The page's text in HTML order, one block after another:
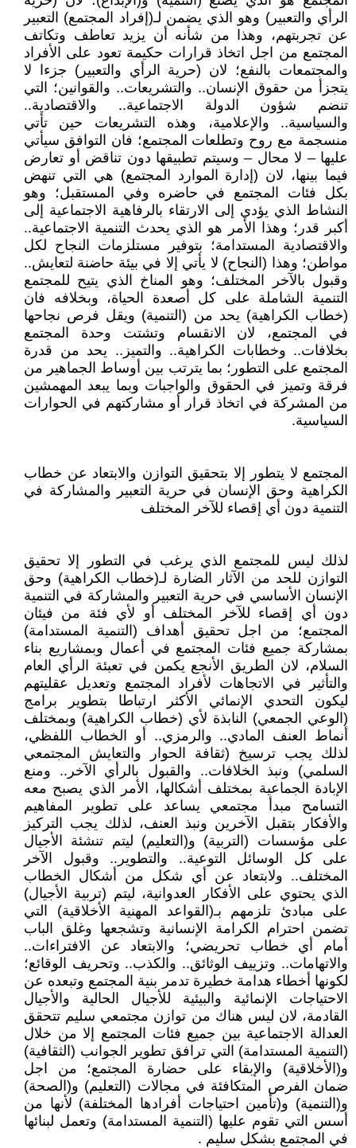
الرأي والتعبير) وهو الذي يضمن لـ(إفراد المجتمع) التعبير
عن تجربتهم، وهذا من شأنه أن يزيد تعاطف وتكاتف
المجتمع من اجل اتخاذ قرارات حكيمة تعود على الأفراد
والمجتمعات بالنفع؛ لان (حرية الرأي والتعبير) جزءا لا
يتجزأ من حقوق الإنسان.. والتشريعات.. والقوانين؛ التي
تنضم شؤون الدولة الاجتماعية.. والاقتصادية..
والسياسية.. والإعلامية، وهذه التشريعات حين تأتي
منسجمة مع روح وتطلعات المجتمع؛ فان التوافق سيأتي
عليها – لا محال – وسيتم تطبيقها دون تناقض أو تعارض
فيما بينها، لان (إدارة الموارد المجتمع) هي التي تنهض
بكل فئات المجتمع في حاضره وفي المستقبل؛ وهو
النشاط الذي يؤدي إلى الارتقاء بالرفاهية الاجتماعية إلى
أكبر قدر؛ وهذا الأمر هو الذي يحدث التنمية الاجتماعية..
والاقتصادية المستدامة؛ بتوفير مستلزمات النجاح لكل
مواطن؛ وهذا (النجاح) لا يأتي إلا في بيئة حاضنة لتعايش..
وقبول بالآخر المختلف؛ وهو المناخ الذي يتيح للمجتمع
التنمية الشاملة على كل أصعدة الحياة، وبخلافه فان
(خطاب الكراهية) يحد من (التنمية) ويقل فرص نجاحها
في المجتمع، لان الانقسام وتشتت وحدة المجتمع
بخلافات.. وخطابات الكراهية.. والتميز.. يحد من قدرة
المجتمع على التطور؛ بما يترتب بين أوساط الجماهير من
فرقة وتميز في الحقوق والواجبات وبما يبعد المهمشين
من المشركة في اتخاذ قرار أو مشاركتهم في الحوارات
السياسية.
المجتمع لا يتطور إلا بتحقيق التوازن والابتعاد عن خطاب
الكراهية وحق الإنسان في حرية التعبير والمشاركة في
التنمية دون أي إقصاء للآخر المختلف
لذلك ليس للمجتمع الذي يرغب في التطور إلا تحقيق
التوازن للحد من الآثار الضارة لـ(خطاب الكراهية) وحق
الإنسان الأساسي في حرية التعبير والمشاركة في التنمية
دون أي إقصاء للآخر المختلف أو لأي فئة من فيئان
المجتمع؛ من اجل تحقيق أهداف (التنمية المستدامة)
بمشاركة جميع فئات المجتمع في أعمال وبمشاريع بناء
السلام، لان الطريق الأنجع يكمن في تعبئة الرأي العام
والتأثير في الاتجاهات لأفراد المجتمع وتعديل عقليتهم
ليكون التحدي الإنمائي الأكثر ارتباطا بتطوير برامج
(الوعي الجمعي) النابذة لأي (خطاب الكراهية) وبمختلف
أنماط العنف المادي.. والرمزي.. أو الخطاب اللفظي،
لذلك يجب ترسيخ (ثقافة الحوار والتعايش المجتمعي
السلمي) ونبذ الخلافات.. والقبول بالرأي الآخر.. ومنع
الإبادة الجماعية بمختلف أشكالها، الأمر الذي يصبح معه
التسامح مبدأ مجتمعي يساعد على تطوير المفاهيم
والأفكار بتقبل الآخرين ونبذ العنف، لذلك يجب التركيز
على مؤسسات (التربية) و(التعليم) ليتم تنشئة الأجيال
على كل الوسائل التوعية.. والتطوير.. وقبول الآخر
المختلف.. ولابتعاد عن أي شكل من أشكال الخطاب
الذي يحتوي على الأفكار العدوانية، ليتم (تربية الأجيال)
على مبادئ تلزمهم بـ(القواعد المهنية الأخلاقية) التي
تضمن احترام الكرامة الإنسانية وتشجعها وغلق الباب
أمام أي خطاب تحريضي؛ والابتعاد عن الافتراءات..
والاتهامات.. وتزييف الوثائق.. والكذب.. وتحريف الوقائع؛
لكونها أخطاء هدامة خطيرة تدمر بنية المجتمع وتبعده عن
الاحتياجات الإنمائية والبيئية للأجيال الحالية والأجيال
القادمة، لان ليس هناك من توازن مجتمعي سليم تتحقق
العدالة الاجتماعية بين جميع فئات المجتمع إلا من خلال
(التنمية المستدامة) التي ترافق تطوير الجوانب (الثقافية)
و(الأخلاقية) والإبقاء على حضارة المجتمع؛ من اجل
ضمان الفرص المتكافئة في مجالات (التعليم) و(الصحة)
و(التنمية) و(تأمين احتياجات أفرادها المختلفة) لأنها من
أسس التي تقوم عليها (التنمية المستدامة) وتعمل لبنائها
في المجتمع بشكل سليم .